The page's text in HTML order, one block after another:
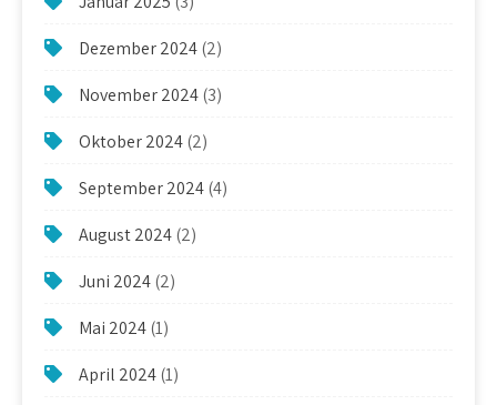
Dezember 2024(2)
November 2024(3)
Oktober 2024(2)
September 2024(4)
August 2024(2)
Juni 2024(2)
Mai 2024(1)
April 2024(1)